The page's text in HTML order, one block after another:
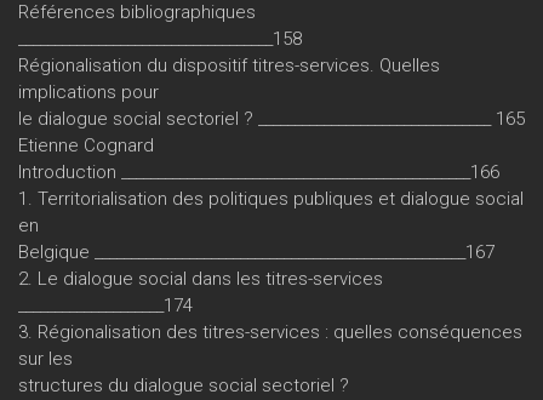
Références bibliographiques
___________________________________158
Régionalisation du dispositif titres-services. Quelles
implications pour
le dialogue social sectoriel ? ________________________________ 165
Etienne Cognard
Introduction ________________________________________________166
1. Territorialisation des politiques publiques et dialogue social
en
Belgique ___________________________________________________167
2. Le dialogue social dans les titres-services
____________________174
3. Régionalisation des titres-services : quelles conséquences
sur les
structures du dialogue social sectoriel ?